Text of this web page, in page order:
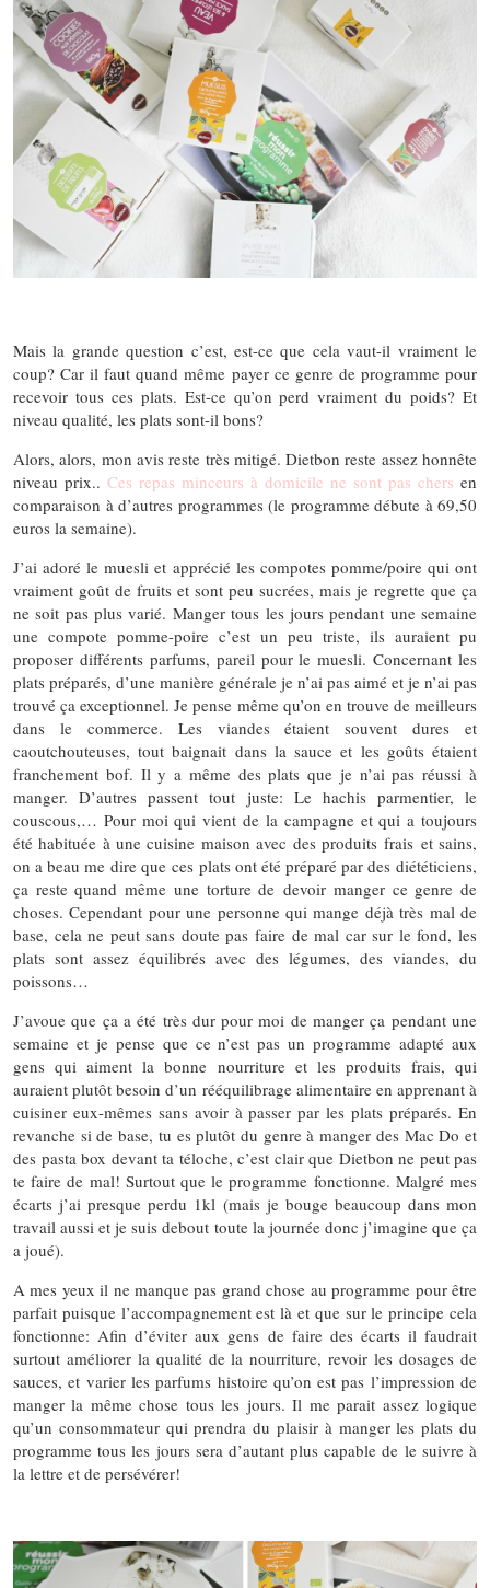
Mais la grande question c’est, est-ce que cela vaut-il vraiment le
coup? Car il faut quand même payer ce genre de programme pour
recevoir tous ces plats. Est-ce qu’on perd vraiment du poids? Et
niveau qualité, les plats sont-il bons?
Alors, alors, mon avis reste très mitigé. Dietbon reste assez honnête
niveau prix.. Ces repas minceurs à domicile ne sont pas chers en
comparaison à d’autres programmes (le programme débute à 69,50
euros la semaine).
J’ai adoré le muesli et apprécié les compotes pomme/poire qui ont
vraiment goût de fruits et sont peu sucrées, mais je regrette que ça
ne soit pas plus varié. Manger tous les jours pendant une semaine
une compote pomme-poire c’est un peu triste, ils auraient pu
proposer différents parfums, pareil pour le muesli. Concernant les
plats préparés, d’une manière générale je n’ai pas aimé et je n’ai pas
trouvé ça exceptionnel. Je pense même qu’on en trouve de meilleurs
dans le commerce. Les viandes étaient souvent dures et
caoutchouteuses, tout baignait dans la sauce et les goûts étaient
franchement bof. Il y a même des plats que je n’ai pas réussi à
manger. D’autres passent tout juste: Le hachis parmentier, le
couscous,… Pour moi qui vient de la campagne et qui a toujours
été habituée à une cuisine maison avec des produits frais et sains,
on a beau me dire que ces plats ont été préparé par des diététiciens,
ça reste quand même une torture de devoir manger ce genre de
choses. Cependant pour une personne qui mange déjà très mal de
base, cela ne peut sans doute pas faire de mal car sur le fond, les
plats sont assez équilibrés avec des légumes, des viandes, du
poissons…
J’avoue que ça a été très dur pour moi de manger ça pendant une
semaine et je pense que ce n’est pas un programme adapté aux
gens qui aiment la bonne nourriture et les produits frais, qui
auraient plutôt besoin d’un rééquilibrage alimentaire en apprenant à
cuisiner eux-mêmes sans avoir à passer par les plats préparés. En
revanche si de base, tu es plutôt du genre à manger des Mac Do et
des pasta box devant ta téloche, c’est clair que Dietbon ne peut pas
te faire de mal! Surtout que le programme fonctionne. Malgré mes
écarts j’ai presque perdu 1kl (mais je bouge beaucoup dans mon
travail aussi et je suis debout toute la journée donc j’imagine que ça
a joué).
A mes yeux il ne manque pas grand chose au programme pour être
parfait puisque l’accompagnement est là et que sur le principe cela
fonctionne: Afin d’éviter aux gens de faire des écarts il faudrait
surtout améliorer la qualité de la nourriture, revoir les dosages de
sauces, et varier les parfums histoire qu’on est pas l’impression de
manger la même chose tous les jours. Il me parait assez logique
qu’un consommateur qui prendra du plaisir à manger les plats du
programme tous les jours sera d’autant plus capable de le suivre à
la lettre et de persévérer!